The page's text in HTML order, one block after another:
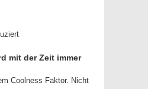
mit der Zeit immer
Coolness Faktor. Nicht